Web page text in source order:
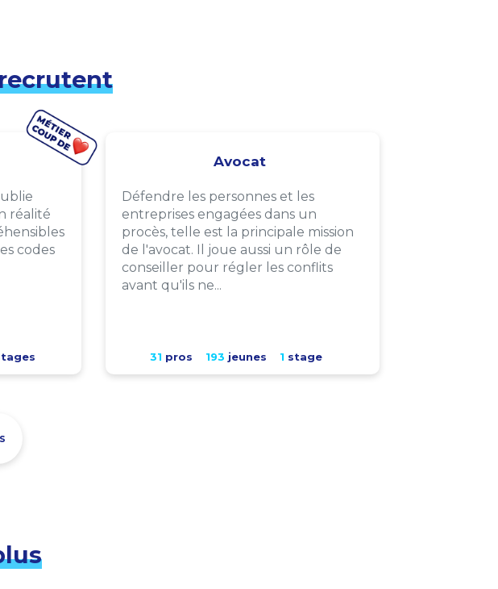
réalité
codes
Avocat
Défendre les personnes et les
entreprises engagées dans un
procès, telle est la principale mission
de l'avocat. Il joue aussi un rôle de
conseiller pour régler les conflits
avant qu'ils ne...
31 pros 193 jeunes 1 stage